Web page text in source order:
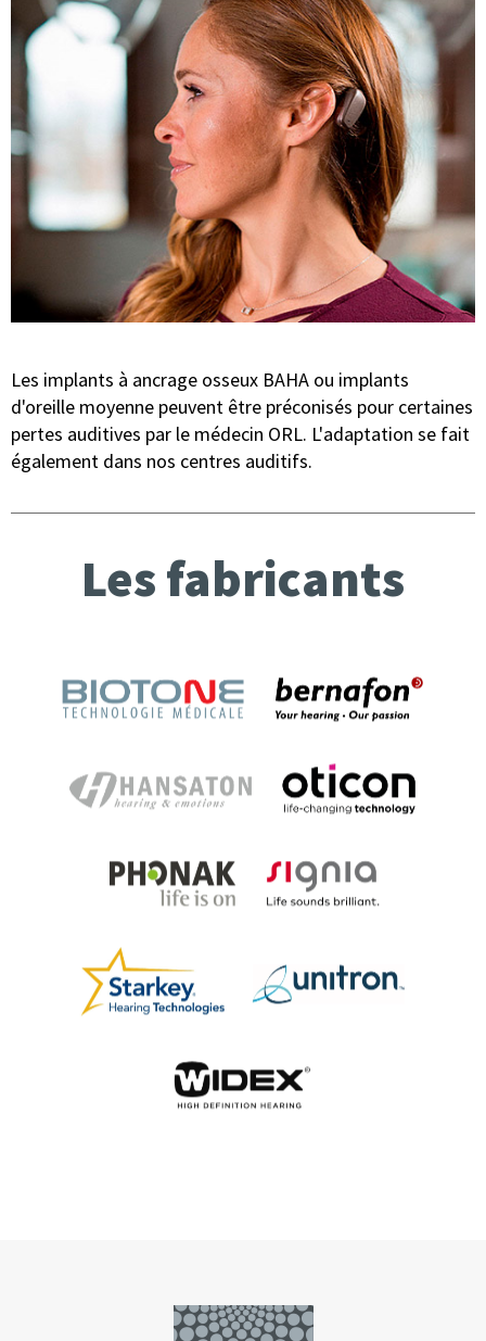
Les implants à ancrage osseux BAHA ou implants
d'oreille moyenne peuvent être préconisés pour certaines
pertes auditives par le médecin ORL. L'adaptation se fait
également dans nos centres auditifs.
Les fabricants